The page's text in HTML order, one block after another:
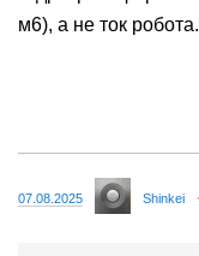
м6), а не ток робота.
07.08.2025 Shinkei